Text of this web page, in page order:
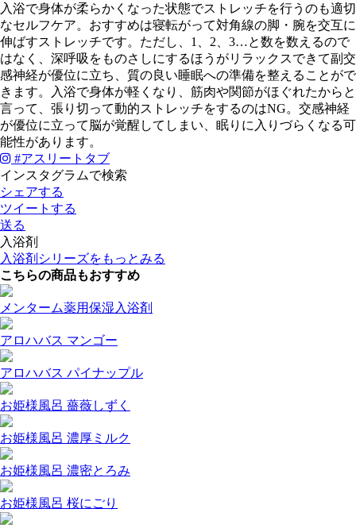
入浴で身体が柔らかくなった状態でストレッチを行うのも適切
なセルフケア。おすすめは寝転がって対角線の脚・腕を交互に
伸ばすストレッチです。ただし、1、2、3…と数を数えるので
はなく、深呼吸をものさしにするほうがリラックスできて副交
感神経が優位に立ち、質の良い睡眠への準備を整えることがで
きます。入浴で身体が軽くなり、筋肉や関節がほぐれたからと
言って、張り切って動的ストレッチをするのはNG。交感神経
が優位に立って脳が覚醒してしまい、眠りに入りづらくなる可
能性があります。
#アスリートタブ
インスタグラムで検索
シェアする
ツイートする
送る
入浴剤
入浴剤シリーズをもっとみる
こちらの商品もおすすめ
メンターム薬用保湿入浴剤
アロハバス マンゴー
アロハバス パイナップル
お姫様風呂 薔薇しずく
お姫様風呂 濃厚ミルク
お姫様風呂 濃密とろみ
お姫様風呂 桜にごり